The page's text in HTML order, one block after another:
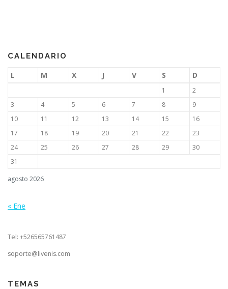
CALENDARIO
agosto 2026
L M X J V S D
1
2
3
4 5 6 7 8
9
10
11 12 13 14 15
16
17
18 19 20 21 22
23
24
25 26 27 28 29
30
31
« Ene
Tel: +526565761487
soporte@livenis.com
TEMAS